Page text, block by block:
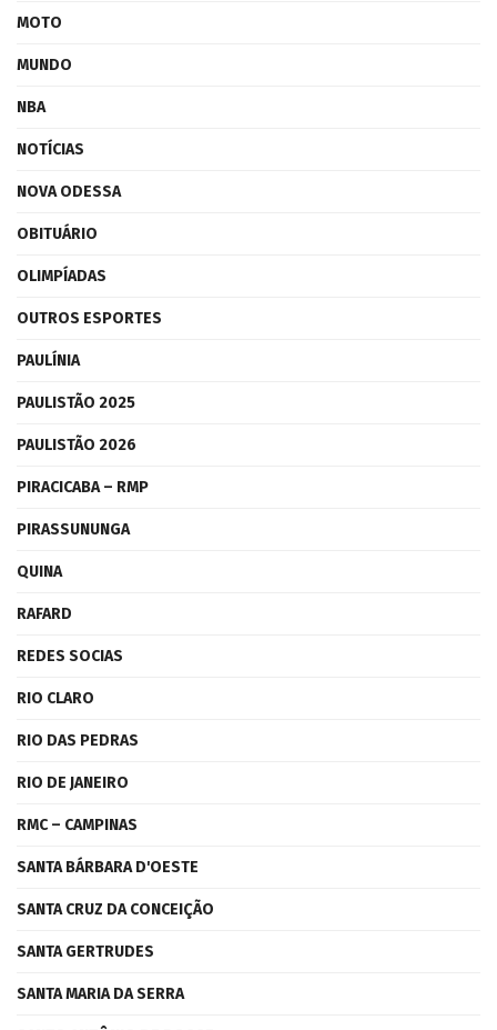
MOTO
MUNDO
NBA
NOTÍCIAS
NOVA ODESSA
OBITUÁRIO
OLIMPÍADAS
OUTROS ESPORTES
PAULÍNIA
PAULISTÃO 2025
PAULISTÃO 2026
PIRACICABA – RMP
PIRASSUNUNGA
QUINA
RAFARD
REDES SOCIAS
RIO CLARO
RIO DAS PEDRAS
RIO DE JANEIRO
RMC – CAMPINAS
SANTA BÁRBARA D'OESTE
SANTA CRUZ DA CONCEIÇÃO
SANTA GERTRUDES
SANTA MARIA DA SERRA